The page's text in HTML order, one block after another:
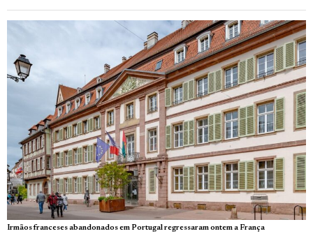
Irmãos franceses abandonados em Portugal regressaram ontem a França